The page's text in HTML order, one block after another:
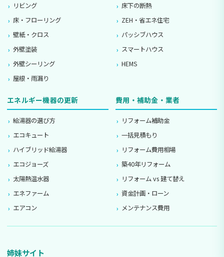
リビング
床・フローリング
壁紙・クロス
外壁塗装
外壁シーリング
屋根・雨漏り
床下の断熱
ZEH・省エネ住宅
パッシブハウス
スマートハウス
HEMS
エネルギー機器の更新
給湯器の選び方
エコキュート
ハイブリッド給湯器
エコジョーズ
太陽熱温水器
エネファーム
エアコン
費用・補助金・業者
リフォーム補助金
一括見積もり
リフォーム費用相場
築40年リフォーム
リフォーム vs 建て替え
資金計画・ローン
メンテナンス費用
姉妹サイト